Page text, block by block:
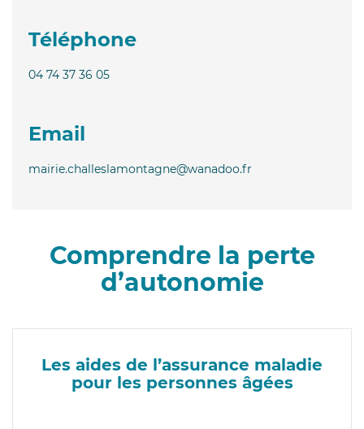
Téléphone
04 74 37 36 05
Email
mairie.challeslamontagne@wanadoo.fr
Comprendre la perte
d’autonomie
Les aides de l’assurance maladie
pour les personnes âgées